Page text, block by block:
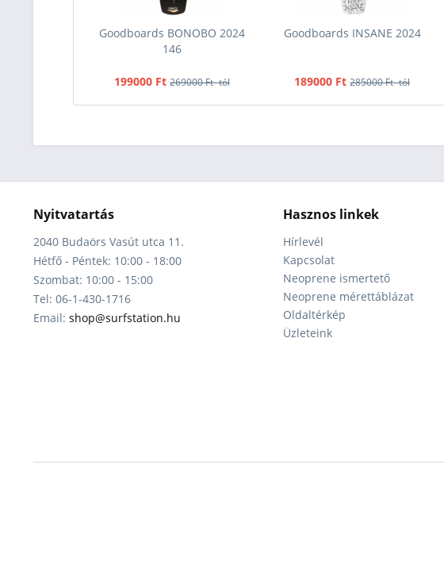
Goodboards BONOBO 2024
146
199000 Ft 269000 Ft -tól
Goodboards INSANE 2024
189000 Ft 285000 Ft -tól
Nyitvatartás
2040 Budaörs Vasút utca 11.
Hétfő - Péntek: 10:00 - 18:00
Szombat: 10:00 - 15:00
Tel: 06-1-430-1716
Email: shop@surfstation.hu
Hasznos linkek
Hírlevél
Kapcsolat
Neoprene ismertető
Neoprene mérettáblázat
Oldaltérkép
Üzleteink